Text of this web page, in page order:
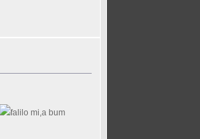
falilo mi,a bum